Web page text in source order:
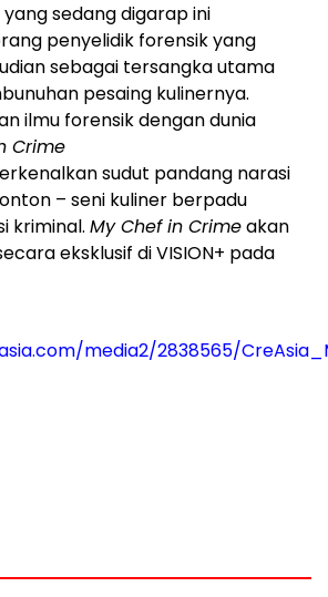
yang sedang digarap ini
penyelidik forensik yang
sebagai tersangka utama
pesaing kulinernya.
ilmu forensik dengan dunia
Crime
sudut pandang narasi
– seni kuliner berpadu
kriminal. My Chef in Crimeakan
eksklusif di VISION+ pada
media2/2838565/